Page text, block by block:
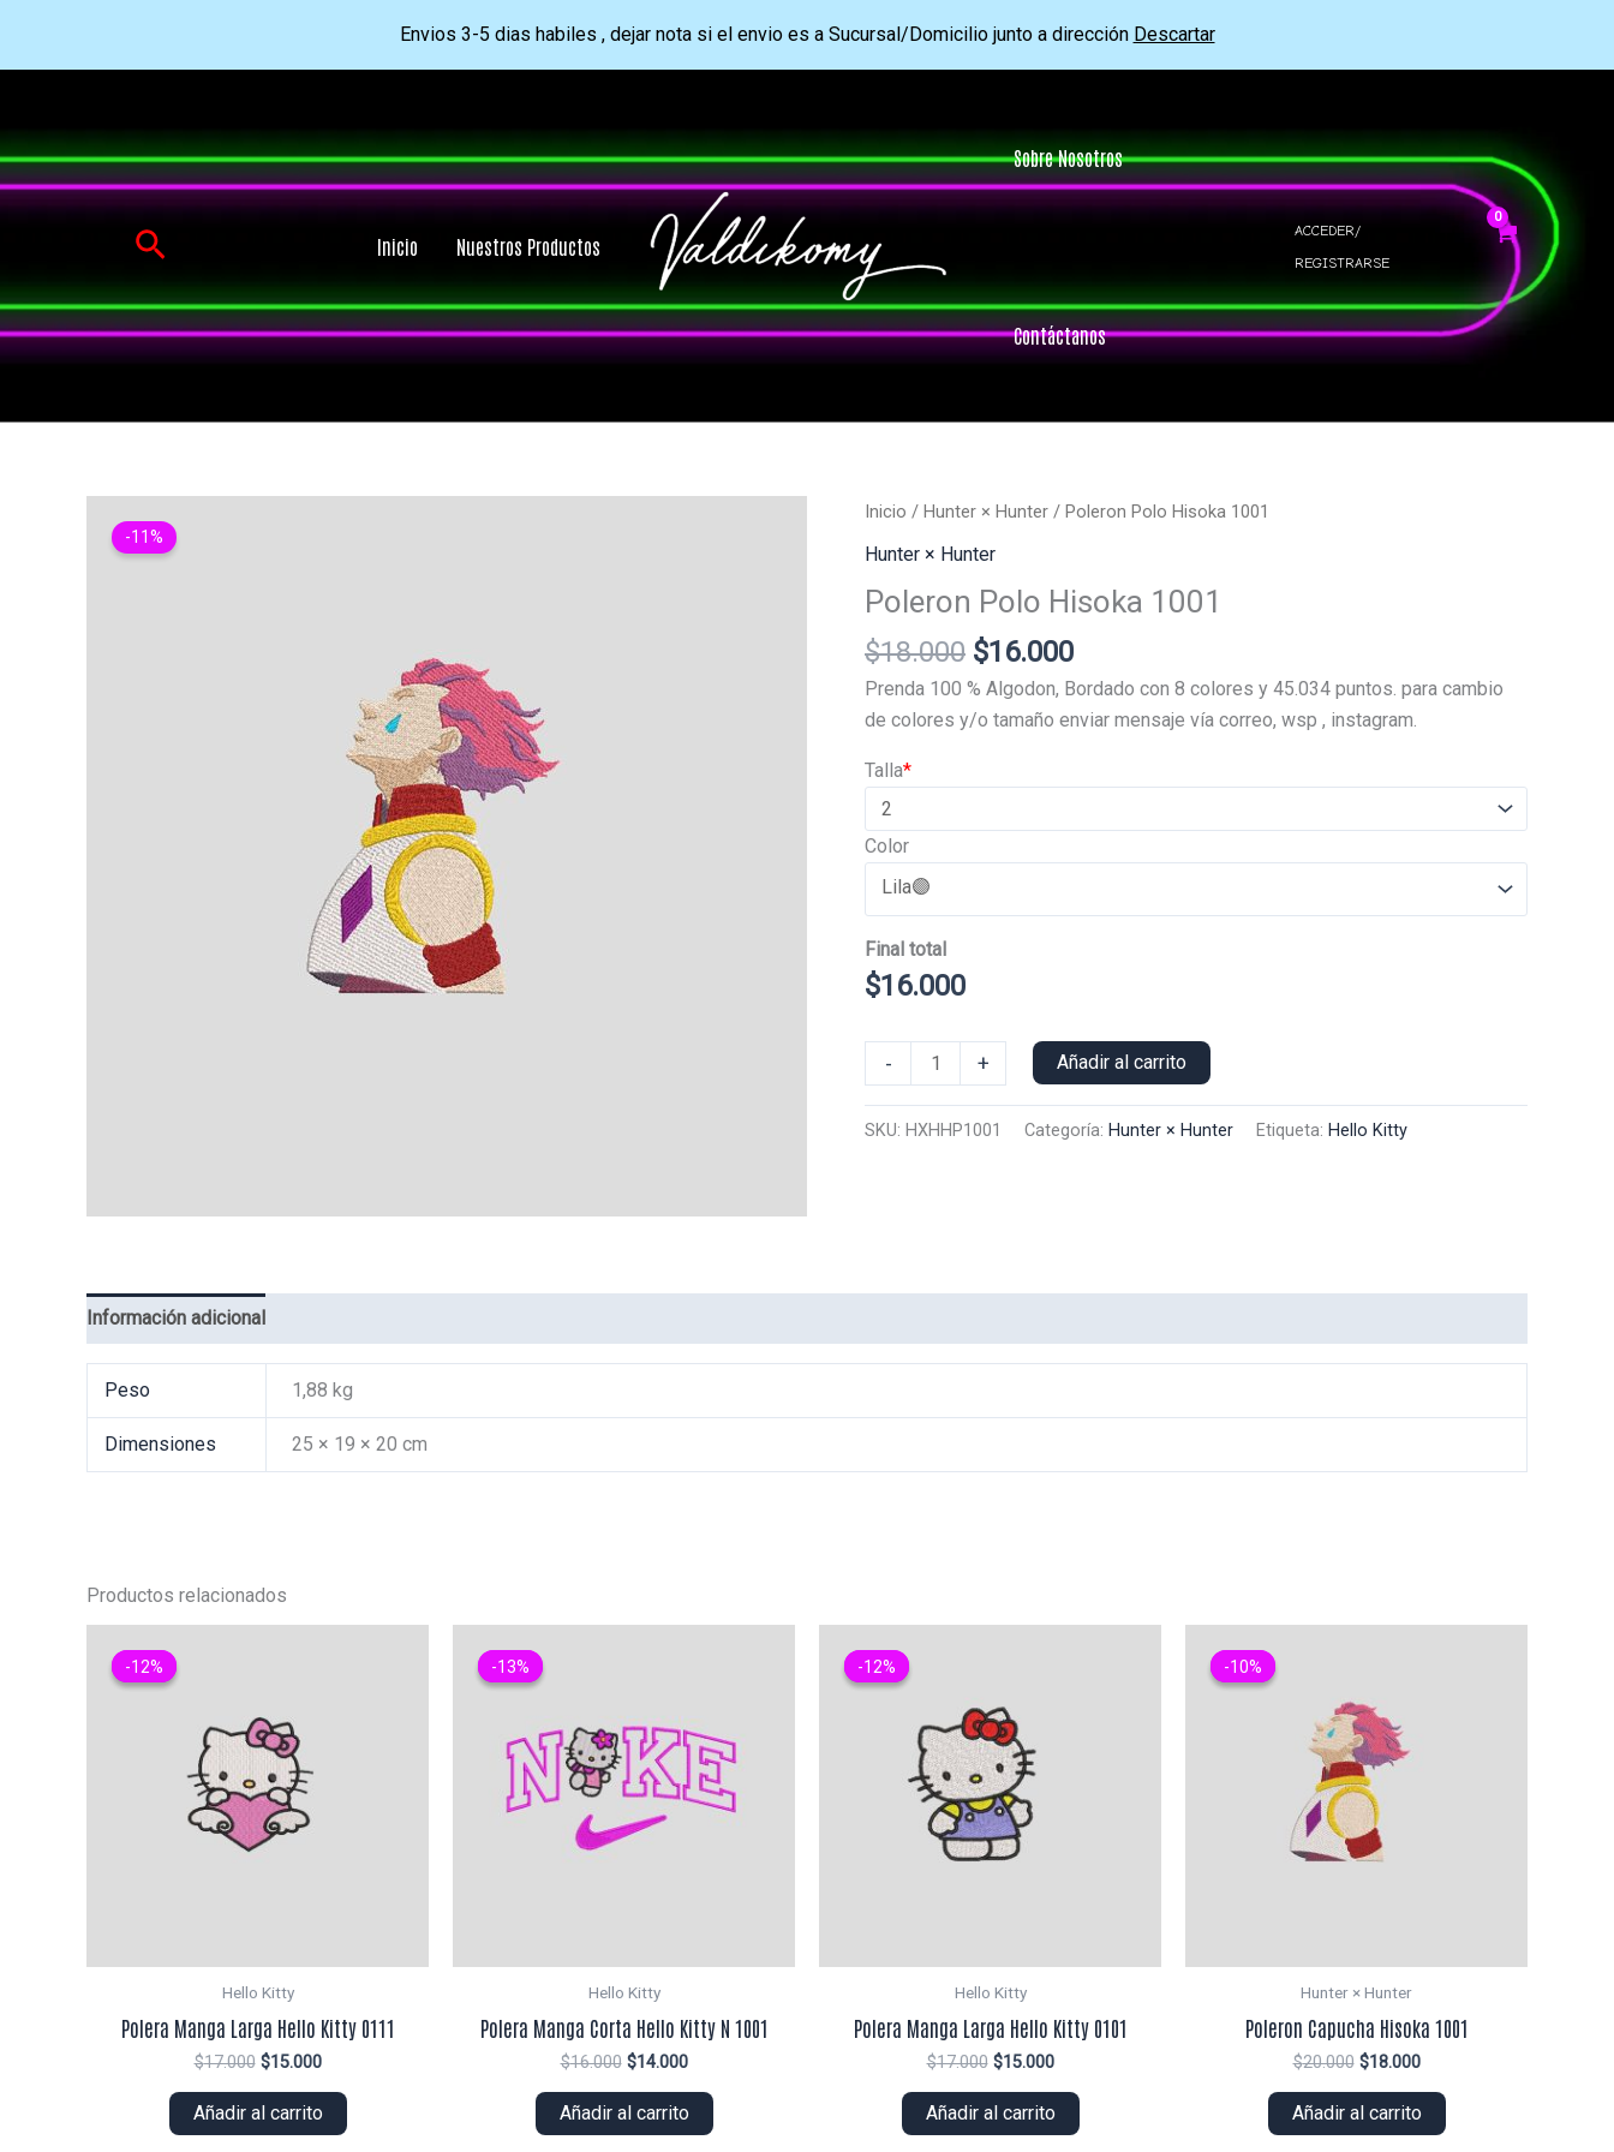
Envios 3-5 dias habiles , dejar nota si el envio es a Sucursal/Domicilio junto a dirección Descartar
contenido
Buscar Inicio Nuestros Productos
Sobre Nosotros
Contáctanos
ACCEDER/
REGISTRARSE
-11%
Inicio / Hunter × Hunter / Poleron Polo Hisoka 1001
Hunter × Hunter
Poleron Polo Hisoka 1001
$18.000 El
precio
original
$16.000El
precio
actual
Prenda 100 % Algodon, Bordado con 8 colores y 45.034 puntos. para cambio
de colores y/o tamaño enviar mensaje vía correo, wsp , instagram.
*
Talla
Color
Final total
$16.000
-
Polo
Hisoka
+ Añadir al carrito
SKU: HXHHP1001 Categoría: Hunter × Hunter Etiqueta: Hello Kitty
Información adicional
Peso 1,88 kg
Dimensiones 25 × 19 × 20 cm
Productos relacionados
-12%
-12%
Hello Kitty
Polera Manga Larga Hello Kitty 0111
$17.000 El
original
era:
$15.000El
actual
es:
Añadir al carrito
-13%
-13%
Hello Kitty
Polera Manga Corta Hello Kitty N 1001
$16.000 El
original
era:
$14.000El
actual
es:
Añadir al carrito
-12%
-12%
Hello Kitty
Polera Manga Larga Hello Kitty 0101
$17.000 El
original
era:
$15.000El
actual
es:
Añadir al carrito
-10%
-10%
Hunter × Hunter
Poleron Capucha Hisoka 1001
$20.000 El
original
era:
$18.000El
actual
es:
Añadir al carrito